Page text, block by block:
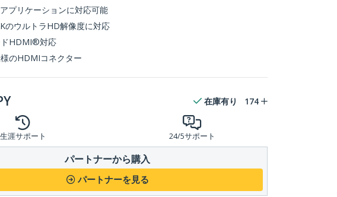
プリケーションに対応可能
のウルトラHD解像度に対応
ドHDMI®対応
のHDMIコネクター
在庫有り 174
生涯サポート 24/5サポート
パートナーから購入
パートナーを見る